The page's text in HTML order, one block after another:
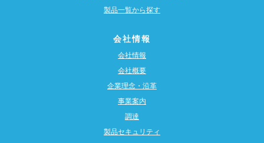
製品一覧から探す
会社情報
会社情報
会社概要
企業理念・沿革
事業案内
調達
製品セキュリティ